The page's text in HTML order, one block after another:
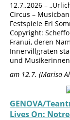
12.7,.2026 –
Circus –
Festspiele Erl
Copyright:
Franui, deren
Innervillgraten
und
am 12.7. (Marisa
GENOVA/
Lives On: